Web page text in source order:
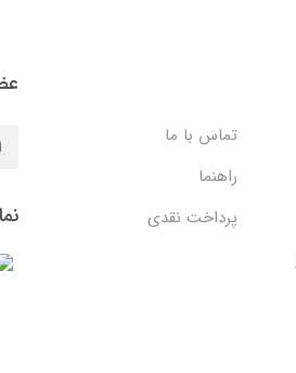
تماس با ما
راهنما
پرداخت نقدی